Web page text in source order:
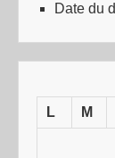
Date du
L
M